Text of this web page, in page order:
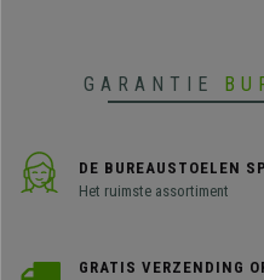
GARANTIE
DE BUREAUSTOELEN
Het ruimste assortiment
GRATIS VERZENDING